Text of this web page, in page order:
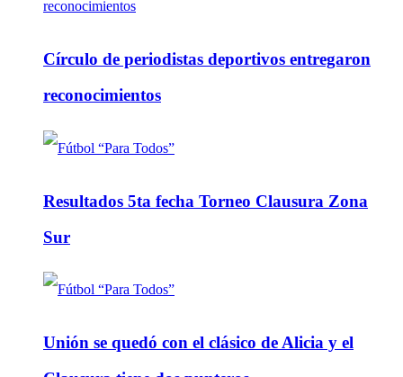
Círculo de periodistas deportivos entregaron
reconocimientos
Resultados 5ta fecha Torneo Clausura Zona
Sur
Unión se quedó con el clásico de Alicia y el